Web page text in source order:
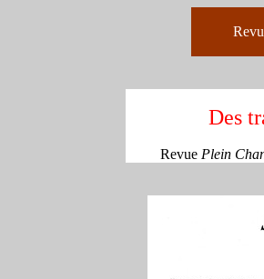
Des
Revue Plein